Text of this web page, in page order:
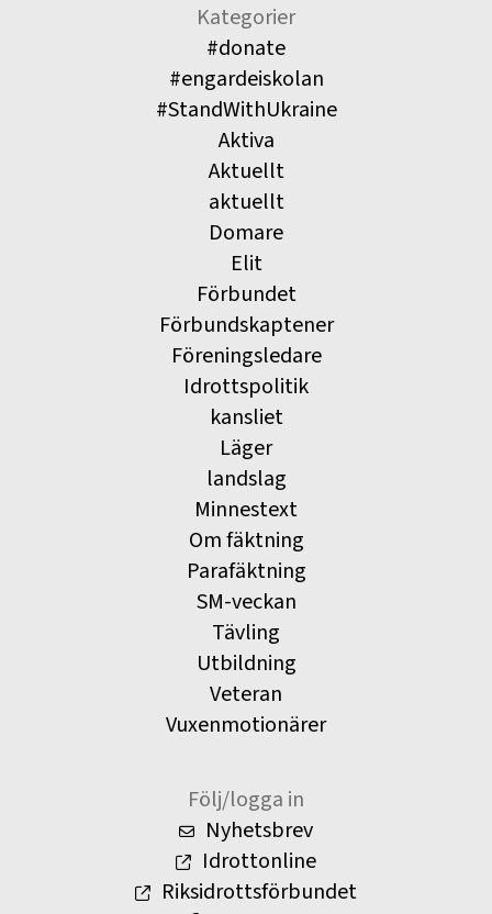
Kategorier
#donate
#engardeiskolan
#StandWithUkraine
Aktiva
Aktuellt
aktuellt
Domare
Elit
Förbundet
Förbundskaptener
Föreningsledare
Idrottspolitik
kansliet
Läger
landslag
Minnestext
Om fäktning
Parafäktning
SM-veckan
Tävling
Utbildning
Veteran
Vuxenmotionärer
Följ/logga in
Nyhetsbrev
Idrottonline
Riksidrottsförbundet